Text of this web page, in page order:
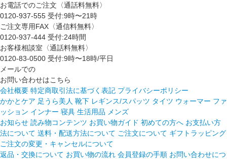
お電話でのご注文〈通話料無料〉
0120-937-555 受付:9時〜21時
ご注文専用FAX〈通信料無料〉
0120-937-444 受付:24時間
お客様相談室〈通話料無料〉
0120-83-0500 受付:9時〜18時/平日
メールでの
お問い合わせはこちら
会社概要 特定商取引法に基づく表記 プライバシーポリシー
かかとケア 足うら美人 靴下 レギンス/スパッツ タイツ ウォーマー ファ
ッション インナー 寝具 生活用品 メンズ
お知らせ 読み物コンテンツ お買い物ガイド 初めての方へ お支払い方
法について 送料・配送方法について ご注文について ギフトラッピング
ご注文の変更・キャンセルについて
返品・交換について お買い物の流れ 会員登録の手順 お問い合わせにつ